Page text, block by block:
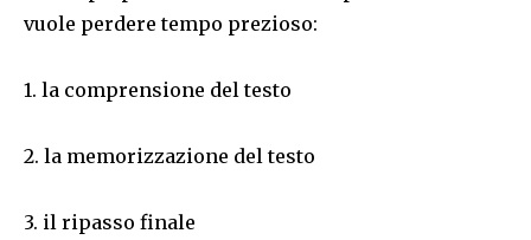
vuole perdere tempo prezioso:
1. la comprensione del testo
2. la memorizzazione del testo
3. il ripasso finale